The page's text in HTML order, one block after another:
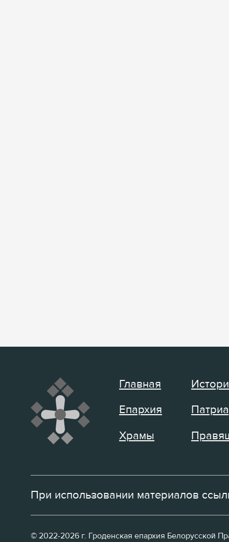
Главная
Епархия
Храмы
При использовании материалов
© 2022-2026 г. Гроденская епархия Белорусской